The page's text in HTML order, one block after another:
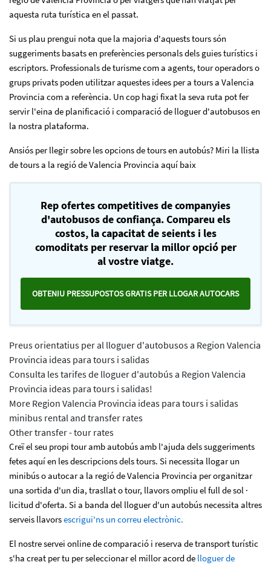
aquesta ruta turística en el passat.
Si us plau prengui nota que la majoria d'aquests tours són
suggeriments basats en preferències personals dels guies turístics i
escriptors. Professionals de turisme com a agents, tour operadors o
grups privats poden utilitzar aquestes idees per a tours a Valencia
Provincia com a referència. Un cop hagi fixat la seva ruta pot fer
servir l'eina de planificació i comparació de lloguer d'autobusos en
la nostra plataforma.
Ansiós per llegir sobre les opcions de tours en autobús? Miri la llista
de tours a la regió de Valencia Provincia aquí baix
Rep ofertes competitives de companyies
d'autobusos de confiança. Compareu els
costos, la capacitat de seients i les
comoditats per reservar la millor opció per
al vostre viatge.
OBTENIU PRESSUPOSTOS GRATIS PER LLOGAR AUTOCARS
Preus orientatius per al lloguer d'autobusos a Region Valencia
Provincia ideas para tours i salidas
Consulta les tarifes de lloguer d'autobús a Region Valencia
Provincia ideas para tours i salidas!
More Region Valencia Provincia ideas para tours i salidas
minibus rental and transfer rates
Other transfer - tour rates
Creï el seu propi tour amb autobús amb l'ajuda dels suggeriments
fetes aquí en les descripcions dels tours. Si necessita llogar un
minibús o autocar a la regió de Valencia Provincia per organitzar
una sortida d'un dia, trasllat o tour, llavors ompliu el full de sol ·
licitud d'oferta. Si a banda del lloguer d'un autobús necessita altres
serveis llavorsescrigui'ns un correu electrònic.
El nostre servei online de comparació i reserva de transport turístic
s'ha creat per tu per seleccionar el millor acord de lloguer de